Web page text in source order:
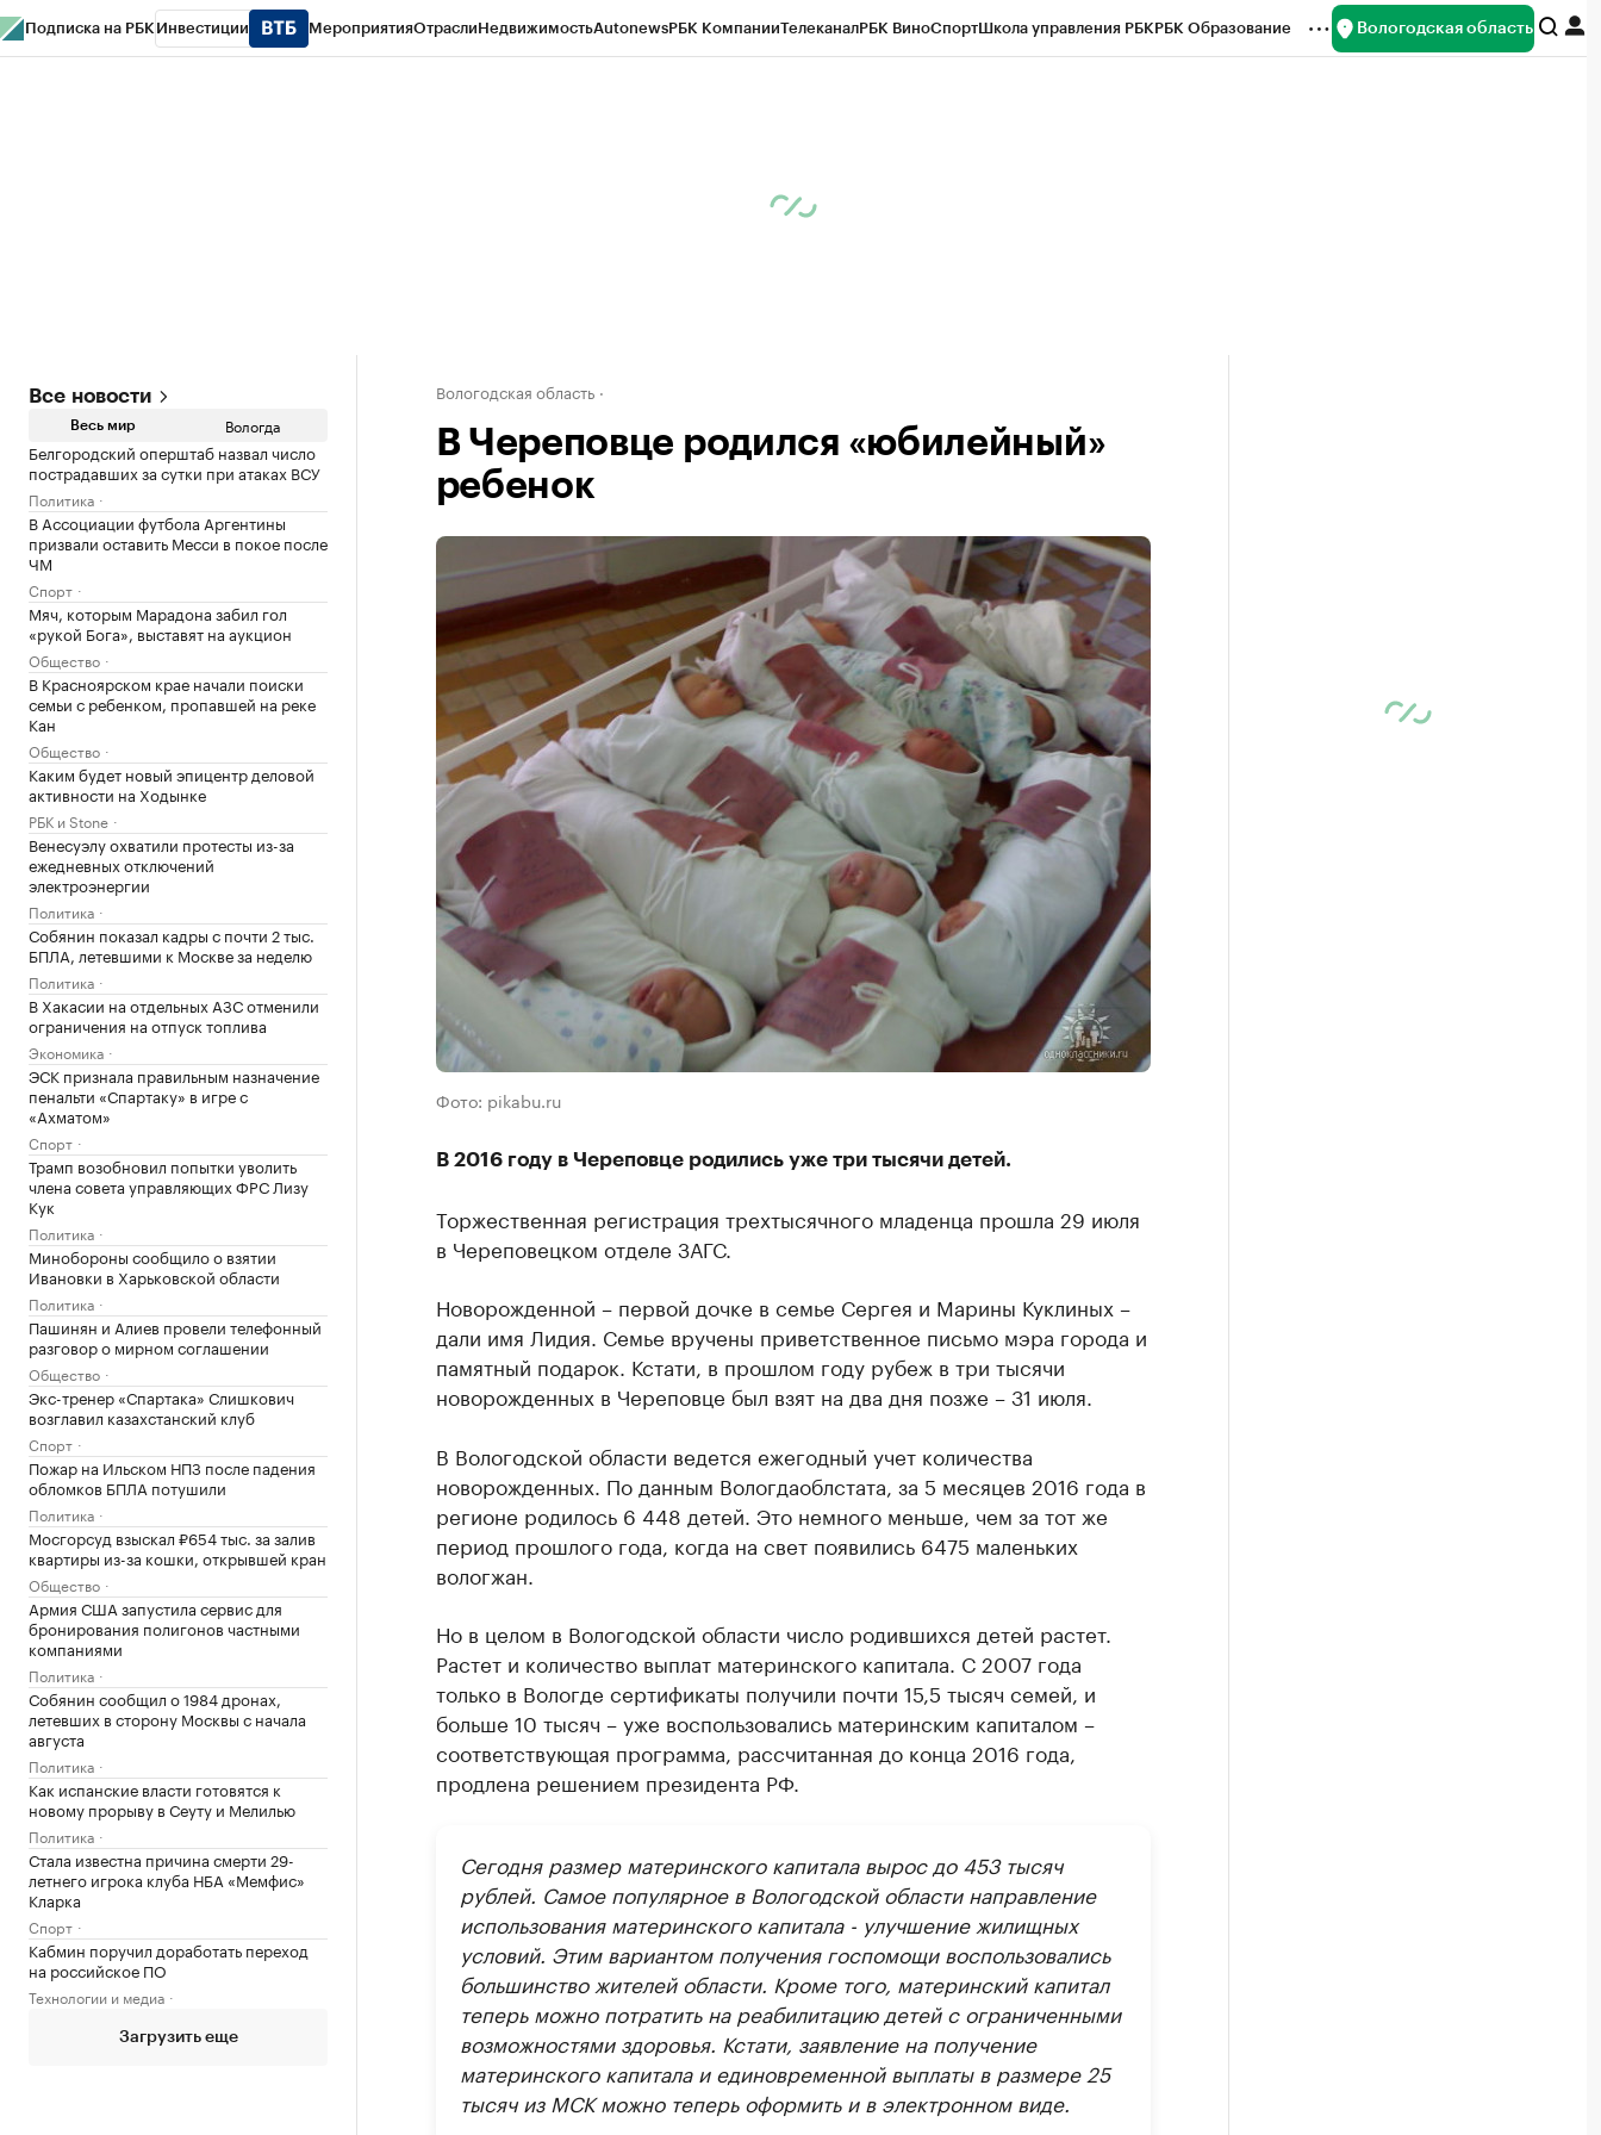
Подписка на РБК Инвестиции МероприятияОтраслиНедвижимостьAutonewsРБК КомпанииТелеканалРБК ВиноСпортШкола управления РБКРБК Образование Вологодская область
Все новости
Весь мир Вологда
Белгородский оперштаб назвал число
пострадавших за сутки при атаках ВСУ
Политика
В Ассоциации футбола Аргентины
призвали оставить Месси в покое после
ЧМ
Спорт
Мяч, которым Марадона забил гол
«рукой Бога», выставят на аукцион
Общество
В Красноярском крае начали поиски
семьи с ребенком, пропавшей на реке
Кан
Общество
Каким будет новый эпицентр деловой
активности на Ходынке
РБК и Stone
Венесуэлу охватили протесты из-за
ежедневных отключений
электроэнергии
Политика
Собянин показал кадры с почти 2 тыс.
БПЛА, летевшими к Москве за неделю
Политика
В Хакасии на отдельных АЗС отменили
ограничения на отпуск топлива
Экономика
ЭСК признала правильным назначение
пенальти «Спартаку» в игре с
«Ахматом»
Спорт
Трамп возобновил попытки уволить
члена совета управляющих ФРС Лизу
Кук
Политика
Минобороны сообщило о взятии
Ивановки в Харьковской области
Политика
Пашинян и Алиев провели телефонный
разговор о мирном соглашении
Общество
Экс-тренер «Спартака» Слишкович
возглавил казахстанский клуб
Спорт
Пожар на Ильском НПЗ после падения
обломков БПЛА потушили
Политика
Мосгорсуд взыскал ₽654 тыс. за залив
квартиры из-за кошки, открывшей кран
Общество
Армия США запустила сервис для
бронирования полигонов частными
компаниями
Политика
Собянин сообщил о 1984 дронах,
летевших в сторону Москвы с начала
августа
Политика
Как испанские власти готовятся к
новому прорыву в Сеуту и Мелилью
Политика
Стала известна причина смерти 29-
летнего игрока клуба НБА «Мемфис»
Кларка
Спорт
Кабмин поручил доработать переход
на российское ПО
Технологии и медиа
Загрузить еще
Вологодская область
В Череповце родился «юбилейный»
ребенок
Фото: pikabu.ru
В 2016 году в Череповце родились уже три тысячи детей.
Торжественная регистрация трехтысячного младенца прошла 29 июля
в Череповецком отделе ЗАГС.
Новорожденной – первой дочке в семье Сергея и Марины Куклиных –
дали имя Лидия. Семье вручены приветственное письмо мэра города и
памятный подарок. Кстати, в прошлом году рубеж в три тысячи
новорожденных в Череповце был взят на два дня позже – 31 июля.
В Вологодской области ведется ежегодный учет количества
новорожденных. По данным Вологдаоблстата, за 5 месяцев 2016 года в
регионе родилось 6 448 детей. Это немного меньше, чем за тот же
период прошлого года, когда на свет появились 6475 маленьких
вологжан.
Но в целом в Вологодской области число родившихся детей растет.
Растет и количество выплат материнского капитала. С 2007 года
только в Вологде сертификаты получили почти 15,5 тысяч семей, и
больше 10 тысяч – уже воспользовались материнским капиталом –
соответствующая программа, рассчитанная до конца 2016 года,
продлена решением президента РФ.
Сегодня размер материнского капитала вырос до 453 тысяч
рублей. Самое популярное в Вологодской области направление
использования материнского капитала - улучшение жилищных
условий. Этим вариантом получения госпомощи воспользовались
большинство жителей области. Кроме того, материнский капитал
теперь можно потратить на реабилитацию детей с ограниченными
возможностями здоровья. Кстати, заявление на получение
материнского капитала и единовременной выплаты в размере 25
тысяч из МСК можно теперь оформить и в электронном виде.